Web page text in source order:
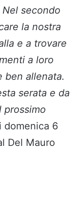
secondo
la nostra
e a trovare
a loro
ben allenata.
serata e da
prossimo
domenica 6
Del Mauro